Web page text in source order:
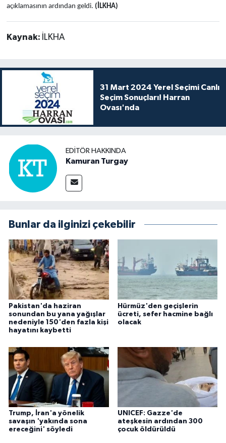
açıklamasının ardından geldi. (İLKHA)
Kaynak: İLKHA
31 Mart 2024 Yerel Seçimi Canlı
Seçim Sonuçları! Harran
Ovası'nda
EDITÖR HAKKINDA
Kamuran Turgay
Bunlar da ilginizi çekebilir
Pakistan'da haziran
sonundan bu yana yağışlar
nedeniyle 150'den fazla kişi
hayatını kaybetti
Hürmüz'den geçişlerin
ücreti, sefer hacmine bağlı
olacak
Trump, İran'a yönelik
savaşın 'yakında sona
ereceğini' söyledi
UNICEF: Gazze'de
ateşkesin ardından 300
çocuk öldürüldü